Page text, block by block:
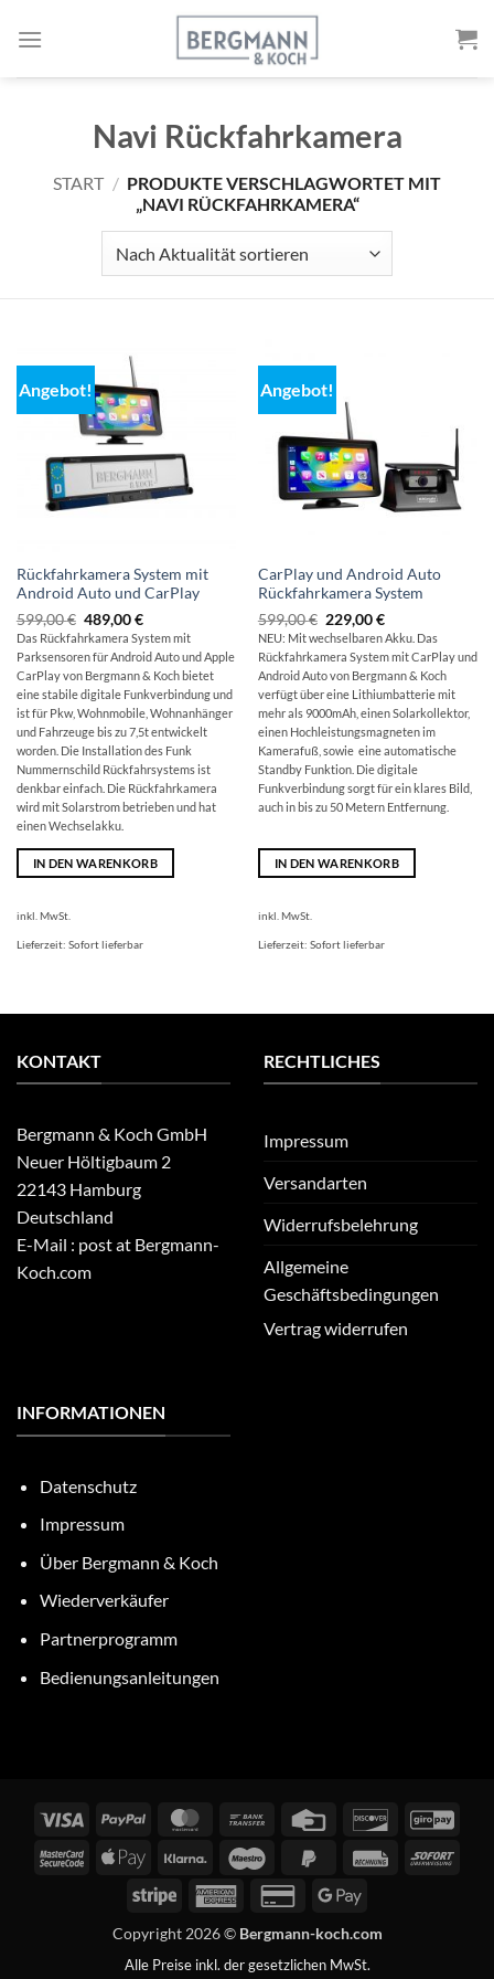
Inhalt
Navi Rückfahrkamera
START / PRODUKTE VERSCHLAGWORTET MIT
„NAVI RÜCKFAHRKAMERA“
Angebot!
Rückfahrkamera System mit
Android Auto und CarPlay
599,00€ Ursprünglicher
Preis
war:
599,00 €
489,00€Aktueller
Preis
ist:
489,00 €.
Das Rückfahrkamera System mit
Parksensoren für Android Auto und Apple
CarPlay von Bergmann & Koch bietet
eine stabile digitale Funkverbindung und
ist für Pkw, Wohnmobile, Wohnanhänger
und Fahrzeuge bis zu 7,5t entwickelt
worden. Die Installation des Funk
Nummernschild Rückfahrsystems ist
denkbar einfach. Die Rückfahrkamera
wird mit Solarstrom betrieben und hat
einen Wechselakku.
IN DEN WARENKORB
inkl. MwSt.
Lieferzeit: Sofort lieferbar
Angebot!
CarPlay und Android Auto
Rückfahrkamera System
599,00€ Ursprünglicher
Preis
war:
599,00 €
229,00€Aktueller
Preis
ist:
229,00 €.
NEU: Mit wechselbaren Akku. Das
Rückfahrkamera System mit CarPlay und
Android Auto von Bergmann & Koch
verfügt über eine Lithiumbatterie mit
mehr als 9000mAh, einen Solarkollektor,
einen Hochleistungsmagneten im
Kamerafuß, sowie eine automatische
Standby Funktion. Die digitale
Funkverbindung sorgt für ein klares Bild,
auch in bis zu 50 Metern Entfernung.
IN DEN WARENKORB
inkl. MwSt.
Lieferzeit: Sofort lieferbar
KONTAKT
Bergmann & Koch GmbH
Neuer Höltigbaum 2
22143 Hamburg
Deutschland
E-Mail : post at Bergmann-
Koch.com
RECHTLICHES
Impressum
Versandarten
Widerrufsbelehrung
Allgemeine
Geschäftsbedingungen
Vertrag widerrufen
INFORMATIONEN
Datenschutz
Impressum
Über Bergmann & Koch
Wiederverkäufer
Partnerprogramm
Bedienungsanleitungen
Visa PayPal MasterCardBank
Credit
Discover
MasterCardApple
Klarna Maestro
PayPal
Rechung
Stripe
American
Credit
2
Google
Copyright 2026 © Bergmann-koch.com
Alle Preise inkl. der gesetzlichen MwSt.